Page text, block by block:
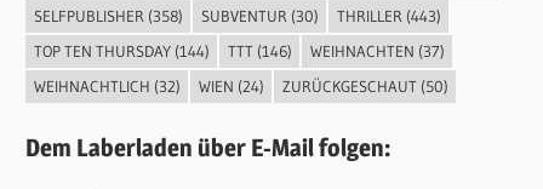
SELFPUBLISHER (358) SUBVENTUR (30) THRILLER (443)
TOP TEN THURSDAY(144) TTT(146) WEIHNACHTEN (37)
WEIHNACHTLICH (32) WIEN (24) ZURÜCKGESCHAUT(50)
Dem Laberladen über E-Mail folgen: